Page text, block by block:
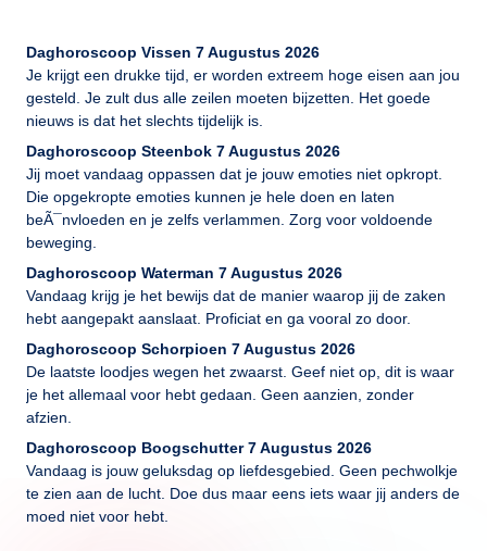
Daghoroscoop Vissen 7 Augustus 2026
Je krijgt een drukke tijd, er worden extreem hoge eisen aan jou
gesteld. Je zult dus alle zeilen moeten bijzetten. Het goede
nieuws is dat het slechts tijdelijk is.
Daghoroscoop Steenbok 7 Augustus 2026
Jij moet vandaag oppassen dat je jouw emoties niet opkropt.
Die opgekropte emoties kunnen je hele doen en laten
beÃ¯nvloeden en je zelfs verlammen. Zorg voor voldoende
beweging.
Daghoroscoop Waterman 7 Augustus 2026
Vandaag krijg je het bewijs dat de manier waarop jij de zaken
hebt aangepakt aanslaat. Proficiat en ga vooral zo door.
Daghoroscoop Schorpioen 7 Augustus 2026
De laatste loodjes wegen het zwaarst. Geef niet op, dit is waar
je het allemaal voor hebt gedaan. Geen aanzien, zonder
afzien.
Daghoroscoop Boogschutter 7 Augustus 2026
Vandaag is jouw geluksdag op liefdesgebied. Geen pechwolkje
te zien aan de lucht. Doe dus maar eens iets waar jij anders de
moed niet voor hebt.